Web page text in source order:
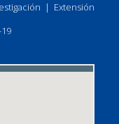
| Extensión